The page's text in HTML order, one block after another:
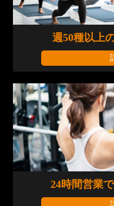
週50種以上
24時間営業で